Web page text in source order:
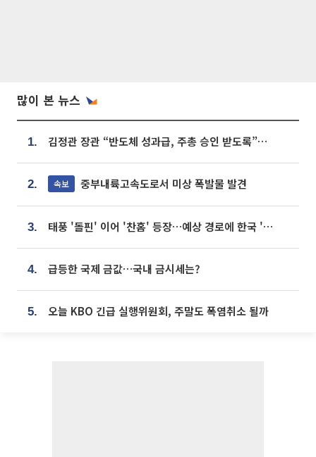
많이 본 뉴스
1. 김정관 장관 “반도체 성과급, 주총 승인 받도록”…상법·자본시장법 개정 시사
2. 속보 중부내륙고속도로서 미상 폭발물 발견
3. 태풍 '돌핀' 이어 '찬홈' 등장…예상 경로에 한국 '한숨'
4. 급등한 국제 금값…국내 금시세는?
5. 오늘 KBO 긴급 실행위원회, 주말도 폭염취소 될까